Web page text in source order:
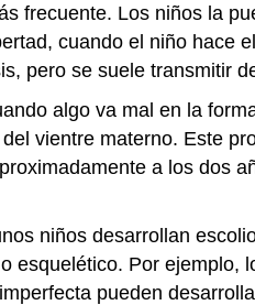
frecuente. Los niños la
cuando el niño hace
pero se suele transmitir
algo va mal en la
vientre materno. Este
a los dos
niños desarrollan
esquelético. Por ejemplo,
pueden